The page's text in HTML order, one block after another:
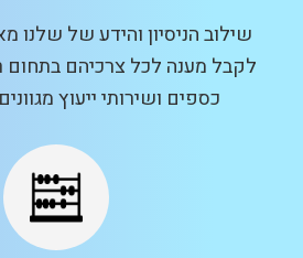
שילוב הניסיון והידע של שלנו
לקבל מענה לכל צרכיהם בתחום
כספים ושירותי ייעוץ